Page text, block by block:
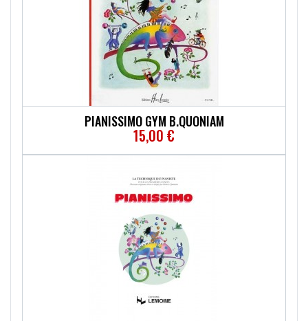
PIANISSIMO GYM B.QUONIAM
15,00 €